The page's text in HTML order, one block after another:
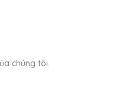
chúng tôi.